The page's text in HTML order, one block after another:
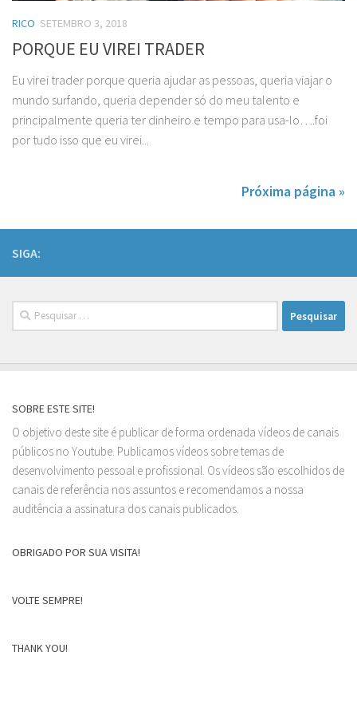
RICO SETEMBRO 3, 2018
PORQUE EU VIREI TRADER
Eu virei trader porque queria ajudar as pessoas, queria viajar o
mundo surfando, queria depender só do meu talento e
principalmente queria ter dinheiro e tempo para usa-lo….foi
por tudo isso que eu virei...
Próxima página »
SIGA:
Pesquisar
por:
SOBRE ESTE SITE!
O objetivo deste site é publicar de forma ordenada vídeos de canais
públicos no Youtube. Publicamos vídeos sobre temas de
desenvolvimento pessoal e profissional. Os vídeos são escolhidos de
canais de referência nos assuntos e recomendamos a nossa
auditência a assinatura dos canais publicados.
OBRIGADO POR SUA VISITA!
VOLTE SEMPRE!
THANK YOU!